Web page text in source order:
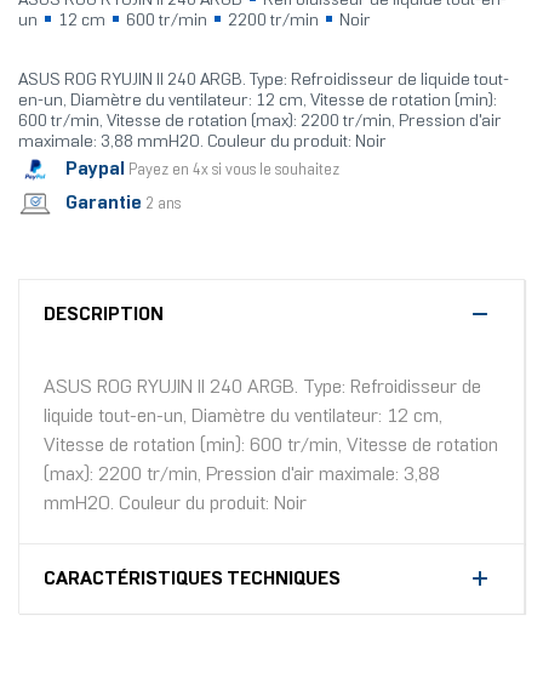
un
12 cm 600 tr/min 2200 tr/min Noir
ASUS ROG RYUJIN II 240 ARGB. Type: Refroidisseur de liquide tout-
en-un, Diamètre du ventilateur: 12 cm, Vitesse de rotation (min):
600 tr/min, Vitesse de rotation (max): 2200 tr/min, Pression d'air
maximale: 3,88 mmH2O. Couleur du produit: Noir
Paypal Payez en 4x si vous le souhaitez
Garantie 2 ans
DESCRIPTION
ASUS ROG RYUJIN II 240 ARGB. Type: Refroidisseur de
liquide tout-en-un, Diamètre du ventilateur: 12 cm,
Vitesse de rotation (min): 600 tr/min, Vitesse de rotation
(max): 2200 tr/min, Pression d'air maximale: 3,88
mmH2O. Couleur du produit: Noir
CARACTÉRISTIQUES TECHNIQUES